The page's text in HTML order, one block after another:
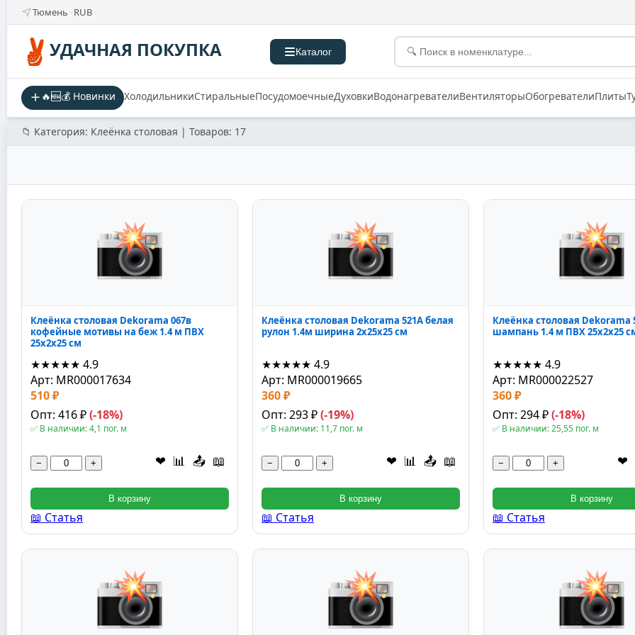
Тюмень RUB
УДАЧНАЯ ПОКУПКА Каталог
🔥🆕💰 Новинки ХолодильникиСтиральныеПосудомоечныеДуховкиВодонагревателиВентиляторыОбогревателиПлиты
📁 Категория: Клеёнка столовая | Товаров: 17
Клеёнка столовая Dekorama 067в
кофейные мотивы на беж 1.4 м ПВХ
25x2x25 см
★★★★★ 4.9
Арт: MR000017634
510 ₽
Опт: 416 ₽(-18%)
✅ В наличии: 4,1 пог. м
− + ❤ 📊 📤 📖
В корзину
📖 Статья
Клеёнка столовая Dekorama 521А белая
рулон 1.4м ширина 2x25x25 см
★★★★★ 4.9
Арт: MR000019665
360 ₽
Опт: 293 ₽(-19%)
✅ В наличии: 11,7 пог. м
− + ❤ 📊 📤 📖
В корзину
📖 Статья
Клеёнка столовая Dekorama
шампань 1.4 м ПВХ 25x2x25
★★★★★ 4.9
Арт: MR000022527
360 ₽
Опт: 294 ₽(-18%)
✅ В наличии: 25,55 пог. м
− + ❤
В корзину
📖 Статья